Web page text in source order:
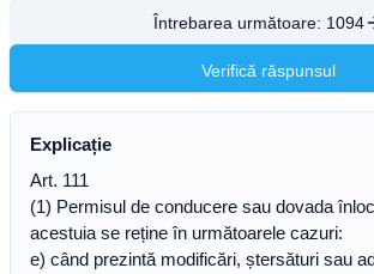
Întrebarea următoare: 1094
Verifică răspunsul
Explicație
Art. 111
(1) Permisul de conducere sau dovada
acestuia se reține în următoarele cazuri:
e) când prezintă modificări, ștersături sau